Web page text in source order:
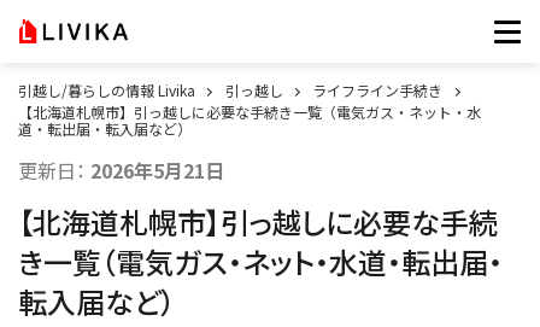
引越し/暮らしの情報 Livika 引っ越し
ライフライン手続き
【北海道札幌市】引っ越しに必要な手続き一覧（電気ガス・ネット・水
道・転出届・転入届など）
更新日： 2026年5月21日
【北海道札幌市】引っ越しに必要な手続
き一覧（電気ガス・ネット・水道・転出届・
転入届など）